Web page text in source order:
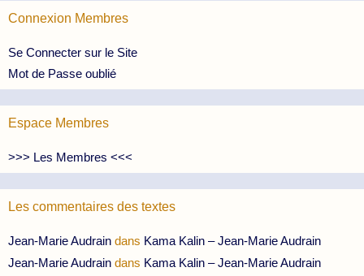
Connexion Membres
Se Connecter sur le Site
Mot de Passe oublié
Espace Membres
>>> Les Membres <<<
Les commentaires des textes
Jean-Marie Audrain dans Kama Kalin – Jean-Marie Audrain
Jean-Marie Audrain dans Kama Kalin – Jean-Marie Audrain